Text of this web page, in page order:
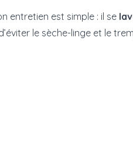
entretien est simple : il se
le sèche-linge et le